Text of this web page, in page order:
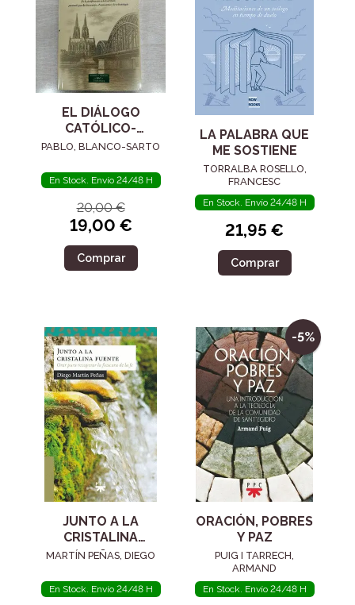
EL DIÁLOGO
CATÓLICO-
LUTERANO
PABLO, BLANCO-SARTO
En Stock. Envío 24/48 H
20,00 €
19,00 €
Comprar
LA PALABRA QUE
ME SOSTIENE
TORRALBA ROSELLO,
FRANCESC
En Stock. Envío 24/48 H
21,95 €
Comprar
JUNTO A LA
CRISTALINA
FUENTE
MARTÍN PEÑAS, DIEGO
En Stock. Envío 24/48 H
-5%
ORACIÓN, POBRES
Y PAZ
PUIG I TARRECH,
ARMAND
En Stock. Envío 24/48 H